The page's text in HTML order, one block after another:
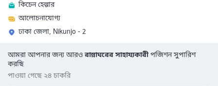
কিচেন হেল্পার
আলোচনাযোগ্য
ঢাকা জেলা, Nikunjo - 2
আমরা আপনার জন্য আরওরান্নাঘরের সাহায্যকারীপজিশন সুপারিশ
করছি
পাওয়া গেছে ২৪ চাকরি